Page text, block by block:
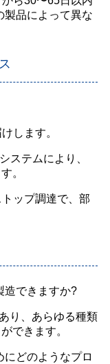
製品によって異な
します。
ステムにより、
。
ップ調達で、部
造できますか?
り、あらゆる種類
できます。
にどのようなプロ